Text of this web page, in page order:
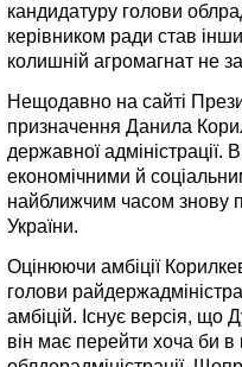
кандидатуру голови
керівником ради став
колишній агромагнат не
Нещодавно на сайті
призначення Данила
державної
економічними й
найближчим часом знову
України.
Оцінюючи амбіції
голови
амбіцій. Існує версія,
він має перейти хоча би в